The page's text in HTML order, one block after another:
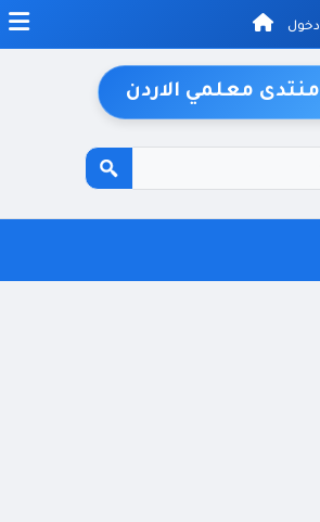
دخول
منتدى معلمي الاردن